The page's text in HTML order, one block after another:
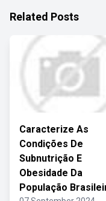
Related Posts
Caracterize As
Condições De
Subnutrição E
Obesidade Da
População